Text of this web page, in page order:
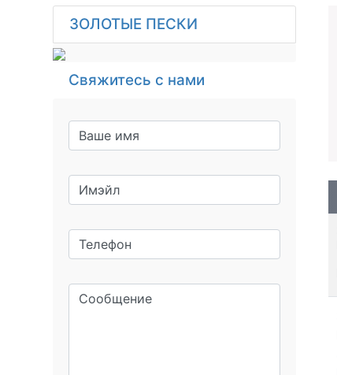
ЗОЛОТЫЕ ПЕСКИ
Свяжитесь с нами